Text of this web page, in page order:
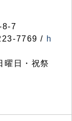
8-7
7769 / h
曜日・祝祭